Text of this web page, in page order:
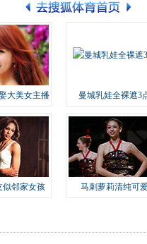
大美女主播 曼城乳娃全裸遮3
似邻家女孩 马刺萝莉清纯可